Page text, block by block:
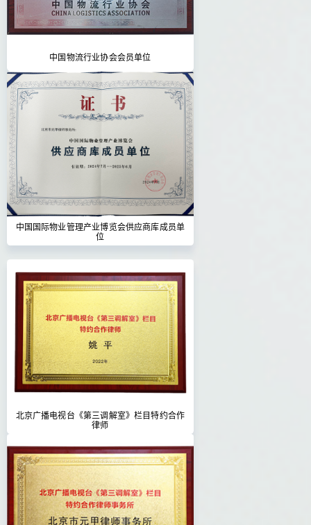
中国物流行业协会会员单位
中国国际物业管理产业博览会供应商库成员单
位
北京广播电视台《第三调解室》栏目特约合作
律师